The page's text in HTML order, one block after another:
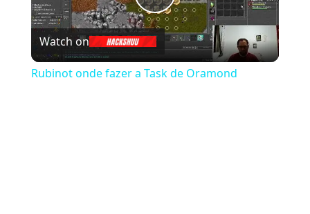
Play Video
Watch on
Rubinot onde fazer a Task de Oramond